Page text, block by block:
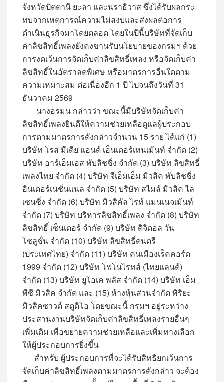
จังหวัดปัตตานี ยะลา และนราธิวาส ซึ่งได้รับผลกระ
ทบจากเหตุการณ์ความไม่สงบและส่งผลต่อการ
ดำเนินธุรกิจมาโดยตลอด โดยในปีนี้บริษัทที่จัดเก็บ
ค่าลิขสิทธิ์เพลงยังคงขานรับนโยบายของกรมฯ ด้วย
การงดเว้นการจัดเก็บค่าลิขสิทธิ์เพลง หรือจัดเก็บค่า
ลิขสิทธิ์ในอัตราลดพิเศษ หรือมาตรการอื่นใดตาม
ความเหมาะสม ต่อเนื่องอีก 1 ปี ไปจนถึงวันที่ 31
ธันวาคม 2569
นางอรมน กล่าวว่า ขณะนี้มีบริษัทจัดเก็บค่า
ลิขสิทธิ์เพลงยินดีให้ความช่วยเหลือดูแลผู้ประกอบ
การตามมาตรการดังกล่าวจำนวน 15 ราย ได้แก่ (1)
บริษัท โรส มีเดีย แอนด์ เอ็นเตอร์เทนเม้นท์ จำกัด (2)
บริษัท อาร์เอ็มเอส พับลิชชิ่ง จำกัด (3) บริษัท ลิขสิทธิ์
เพลงไทย จำกัด (4) บริษัท จีเอ็มเอ็ม มิวสิค พับลิชชิ่ง
อินเตอร์เนชั่นแนล จำกัด (5) บริษัท สไมล์ มิวสิค ไล
เซนซิ่ง จำกัด (6) บริษัท มิวสิคัล ไรท์ แมนเนจเม้นท์
จำกัด (7) บริษัท บริหารลิขสิทธิ์เพลง จำกัด (8) บริษัท
ลิขสิทธิ์ เซ็นเตอร์ จำกัด (9) บริษัท ดิจิตอล วัน
โซลูชั่น จำกัด (10) บริษัท ลิขสิทธิ์ดนตรี
(ประเทศไทย) จำกัด (11) บริษัท คนเมืองเร็คคอร์ด
1999 จำกัด (12) บริษัท โฟโนไรทส์ (ไทยแลนด์)
จำกัด (13) บริษัท ยูโอเค พลัส จำกัด (14) บริษัท เอ็ม
พีซี มิวสิค จำกัด และ (15) ห้างหุ้นส่วนจำกัด พิริยะ
มิวสิคซาวด์ สตูดิโอ โดยขณะนี้ กรมฯ อยู่ระหว่าง
ประสานงานบริษัทจัดเก็บค่าลิขสิทธิ์เพลงรายอื่นๆ
เพิ่มเติม เพื่อขยายความช่วยเหลือและเพิ่มทางเลือก
ให้ผู้ประกอบการยิ่งขึ้น
สำหรับ ผู้ประกอบการที่จะได้รับสิทธิยกเว้นการ
จัดเก็บค่าลิขสิทธิ์เพลงตามมาตรการดังกล่าว จะต้อง